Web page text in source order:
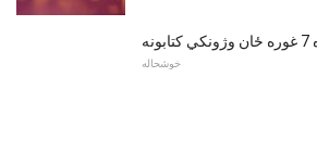
خوشحاله